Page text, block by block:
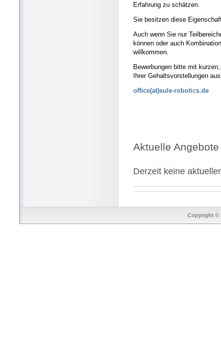
Erfahrung zu schätzen.
Sie besitzen diese
Auch wenn Sie nur
können oder auch
willkommen.
Bewerbungen bitte mit
Ihrer Gehaltsvorstellungen
office(at)eule-robotics.de
Aktuelle Angebote
Derzeit keine
Copyright ©